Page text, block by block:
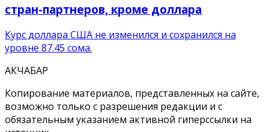
стран-партнеров, кроме доллара
Курс доллара США не изменился и сохранился на
уровне 87.45 сома.
АКЧАБАР
Копирование материалов, представленных на сайте,
возможно только с разрешения редакции и с
обязательным указанием активной гиперссылки на